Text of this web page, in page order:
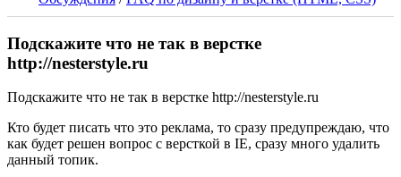
Подскажите что не так в верстке
http://nesterstyle.ru
Подскажите что не так в верстке http://nesterstyle.ru
Кто будет писать что это реклама, то сразу предупреждаю, что
как будет решен вопрос с версткой в IE, сразу много удалить
данный топик.